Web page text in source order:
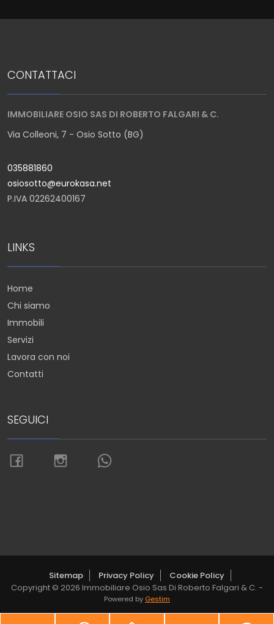
CONTATTACI
IMMOBILIARE OSIO SAS DI ROBERTO FALGARI & C.
Via Colleoni, 7 - Osio Sotto (BG)
035881860
osiosotto@eurokasa.net
P.IVA 02262400167
LINKS
Home
Chi siamo
Immobili
Servizi
Lavora con noi
Contatti
SEGUICI
Sitemap Privacy Policy
Cookie Policy
Copyright © 2026 Immobiliare Osio Sas Di Roberto Falgari & C. -
Powered by Gestim